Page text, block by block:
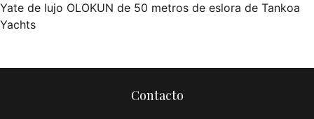
Navegación
de
Yate de lujo OLOKUN de 50 metros de eslora de Tankoa
Yachts
Contacto